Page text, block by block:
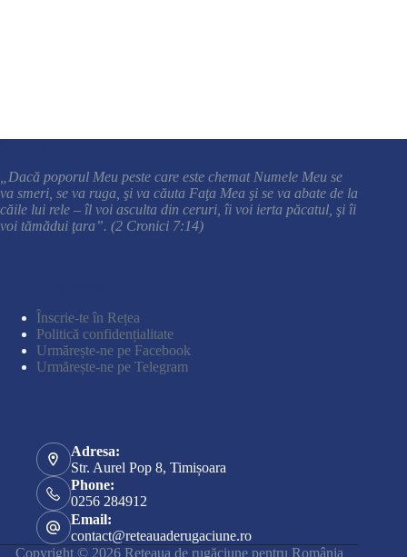
„Dacă poporul Meu peste care este chemat Numele Meu se
va smeri, se va ruga, şi va căuta Faţa Mea şi se va abate de la
căile lui rele – îl voi asculta din ceruri, îi voi ierta păcatul, şi îi
voi tămădui ţara”. (2 Cronici 7:14)
Înscrie-te în Rețea
Politică confidențialitate
Urmărește-ne pe Facebook
Urmărește-ne pe Telegram
Adresa:
Str. Aurel Pop 8, Timișoara
Phone:
0256 284912
Email:
contact@reteauaderugaciune.ro
Copyright © 2026 Rețeaua de rugăciune pentru România